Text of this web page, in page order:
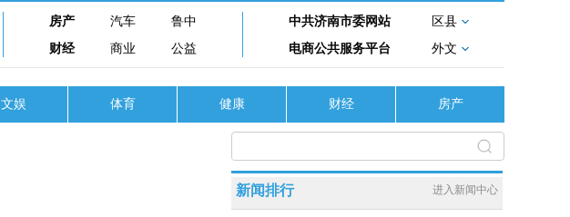
房产 汽车
鲁中
财经
商业 公益
中共济南市委网站
区县
电商公共服务平台
外文
文娱 体育 健康 财经 房产
新闻排行 进入新闻中心